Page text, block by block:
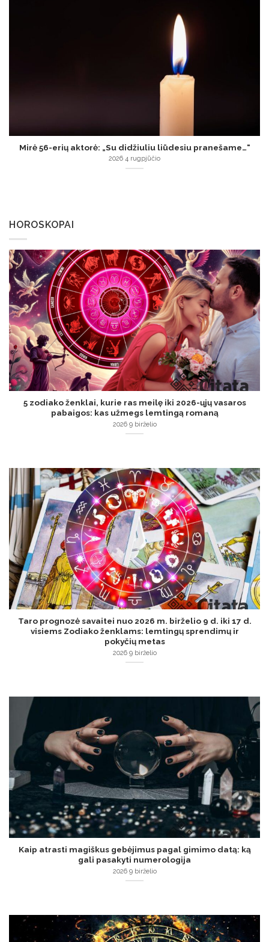
Mirė 56-erių aktorė: „Su didžiuliu liūdesiu pranešame…“
2026 4 rugpjūčio
HOROSKOPAI
5 zodiako ženklai, kurie ras meilę iki 2026-ųjų vasaros
pabaigos: kas užmegs lemtingą romaną
2026 9 birželio
Taro prognozė savaitei nuo 2026 m. birželio 9 d. iki 17 d.
visiems Zodiako ženklams: lemtingų sprendimų ir
pokyčių metas
2026 9 birželio
Kaip atrasti magiškus gebėjimus pagal gimimo datą: ką
gali pasakyti numerologija
2026 9 birželio